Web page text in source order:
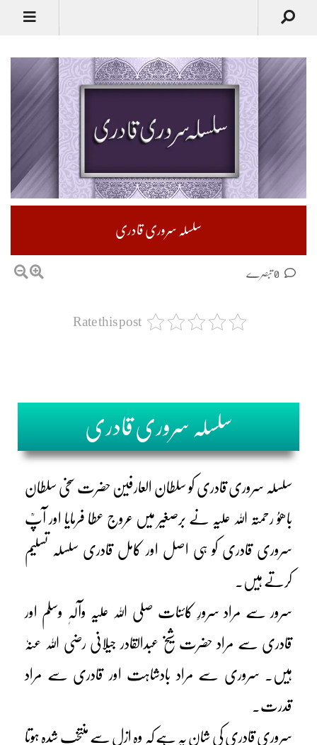
سلسلہ سروری قادری
Rate this post
سلسلہ سروری قادری
سلسلہ سروری قادری کو سلطان العارفین حضرت سخی سلطان
باھوُ رحمتہ اللہ علیہ نے برصغیر میں عروج عطا فرمایا اور آپؒ
سروری قادری کو ہی اصل اور کامل قادری سلسلہ تسلیم
کرتے ہیں۔
سرور سے مراد سرورِ کائنات صلی اللہ علیہ وآلہٖ وسلم اور
قادری سے مراد حضرت شیخ عبدالقادر جیلانی رضی اللہ عنہٗ
ہیں۔ سروری سے مراد بادشاہت اور قادری سے مراد
قدرت۔
سروری قادری کی شان یہ ہے کہ وہ ازل سے منتخب شدہ ہوتا